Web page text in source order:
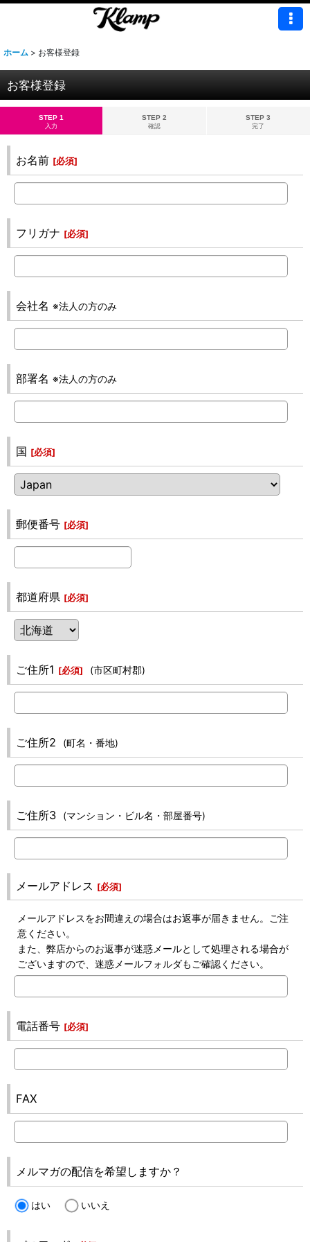
ホーム > お客様登録
お客様登録
STEP 1
入力
STEP 2
確認
STEP 3
完了
お名前 [必須]
フリガナ [必須]
会社名 ※法人の方のみ
部署名 ※法人の方のみ
国 [必須]
郵便番号 [必須]
都道府県 [必須]
ご住所1 [必須] (市区町村郡)
ご住所2 (町名・番地)
ご住所3 (マンション・ビル名・部屋番号)
メールアドレス [必須]
メールアドレスをお間違えの場合はお返事が届きません。ご注
意ください。
また、弊店からのお返事が迷惑メールとして処理される場合が
ございますので、迷惑メールフォルダもご確認ください。
電話番号 [必須]
FAX
メルマガの配信を希望しますか？
はい いいえ